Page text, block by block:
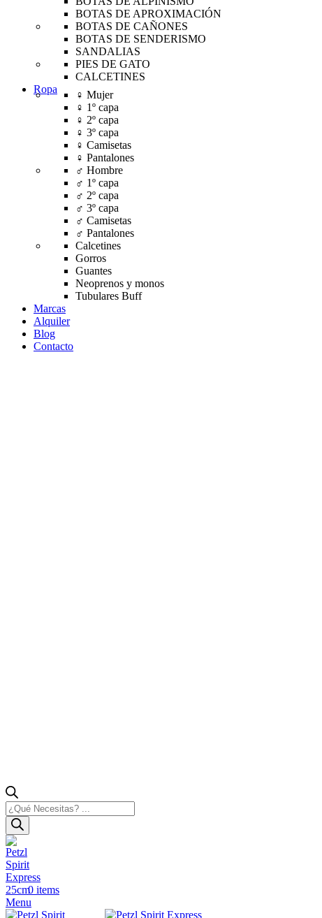
BOTAS DE APROXIMACIÓN
BOTAS DE CAÑONES
BOTAS DE SENDERISMO
SANDALIAS
PIES DE GATO
CALCETINES
Ropa
♀ Mujer
♀ 1º capa
♀ 2º capa
♀ 3º capa
♀ Camisetas
♀ Pantalones
♂ Hombre
♂ 1º capa
♂ 2º capa
♂ 3º capa
♂ Camisetas
♂ Pantalones
Calcetines
Gorros
Guantes
Neoprenos y monos
Tubulares Buff
Marcas
Alquiler
Blog
Contacto
Búsqueda
de
productos
0 items
Menu